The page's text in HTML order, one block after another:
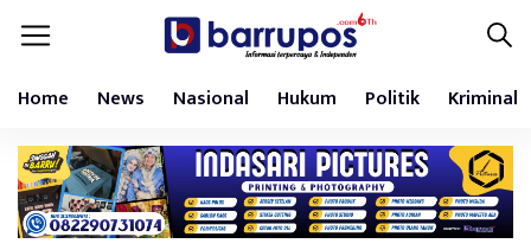
Home News Nasional Hukum Politik Kriminal